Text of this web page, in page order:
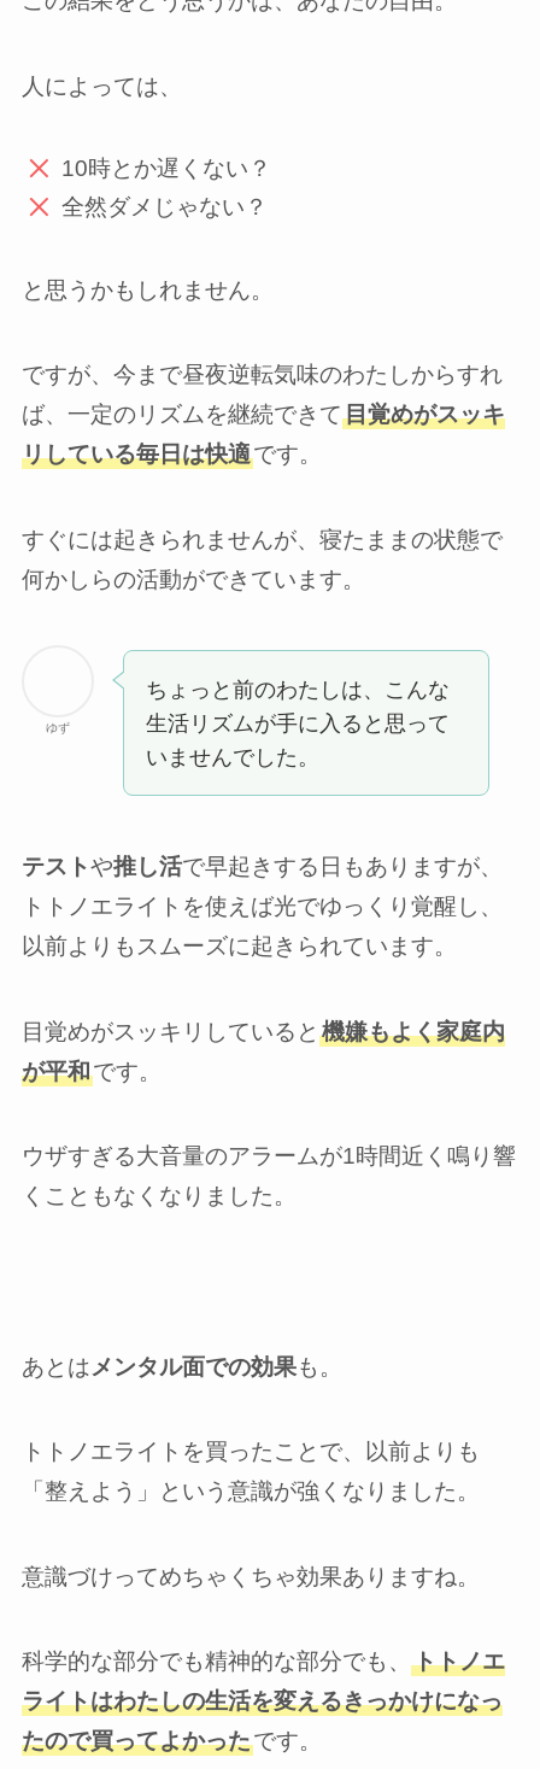
人によっては、
10時とか遅くない？
全然ダメじゃない？
と思うかもしれません。
ですが、今まで昼夜逆転気味のわたしからすれ
ば、一定のリズムを継続できて目覚めがスッキ
リしている毎日は快適です。
すぐには起きられませんが、寝たままの状態で
何かしらの活動ができています。
ゆず
ちょっと前のわたしは、こんな
生活リズムが手に入ると思って
いませんでした。
テストや推し活で早起きする日もありますが、
トトノエライトを使えば光でゆっくり覚醒し、
以前よりもスムーズに起きられています。
目覚めがスッキリしていると 機嫌もよく家庭内
が平和です。
ウザすぎる大音量のアラームが1時間近く鳴り響
くこともなくなりました。
あとは メンタル面での効果も。
トトノエライトを買ったことで、以前よりも
「整えよう」という意識が強くなりました。
意識づけってめちゃくちゃ効果ありますね。
科学的な部分でも精神的な部分でも、 トトノエ
ライトはわたしの生活を変えるきっかけになっ
たので買ってよかったです。